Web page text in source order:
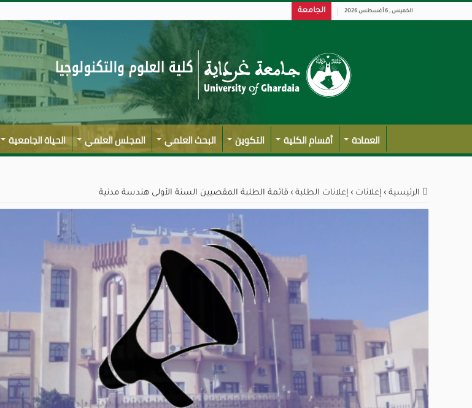
الخميس , 6 أغسطس 2026 الجامعة
العمادة أقسام الكلية التكوين البحث العلمي المجلس العلمي الحياة الجامعية
الرئيسية › إعلانات › إعلانات الطلبة › قائمة الطلبة المقصيين السنة الأولى هندسة مدنية